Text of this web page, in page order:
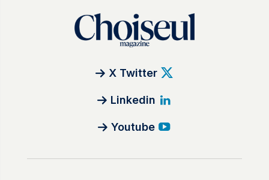
X Twitter
Linkedin
Youtube